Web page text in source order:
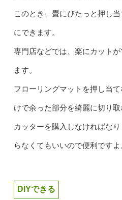
このとき、畳にぴたっと押し
にできます。
専門店などでは、楽にカット
ます。
フローリングマットを押し当
けで余った部分を綺麗に切り取
カッターを購入しなければな
らなくてもいいので便利ですよ
DIYできる